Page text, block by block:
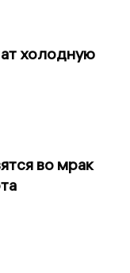
холодную
во мрак